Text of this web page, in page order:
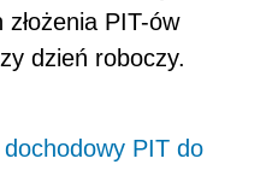
PIT-ów
dzień roboczy.
PIT do